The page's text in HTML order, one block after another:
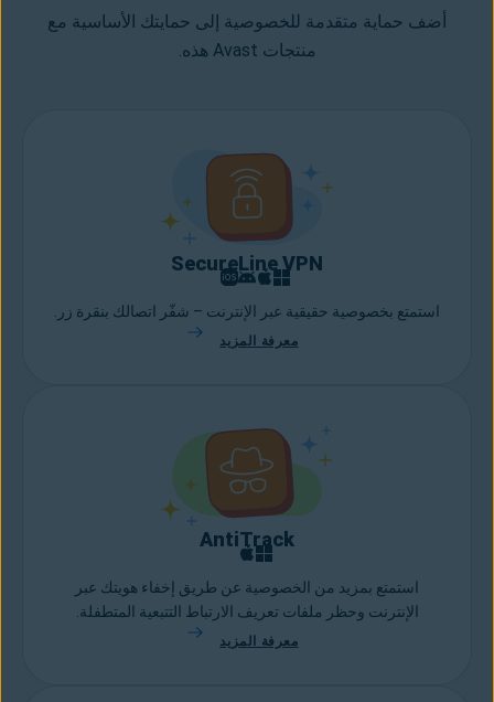
أضف حماية متقدمة للخصوصية إلى حمايتك الأساسية مع
منتجات Avast هذه.
SecureLine VPN
استمتع بخصوصية حقيقية عبر الإنترنت – شفّر اتصالك بنقرة زر.
معرفة المزيد
AntiTrack
استمتع بمزيد من الخصوصية عن طريق إخفاء هويتك عبر
الإنترنت وحظر ملفات تعريف الارتباط التتبعية المتطفلة.
معرفة المزيد